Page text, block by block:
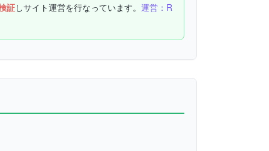
証しサイト運営を行なっています。 運営：R